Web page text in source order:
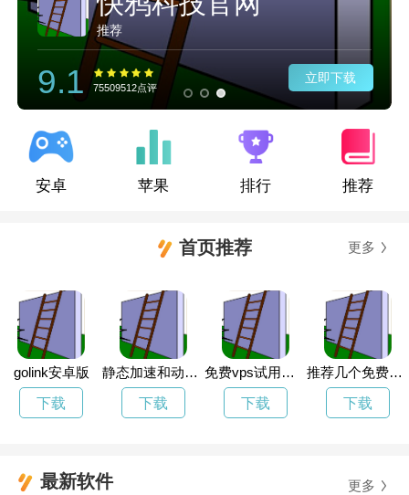
推荐
9.1 75509512点评
立即下载
安卓 苹果 排行 推荐
首页推荐 更多
golink安卓版
下载
静态加速和动态加速的区别
下载
免费vps试用七天风驰
下载
推荐几个免费加速器
下载
最新软件 更多